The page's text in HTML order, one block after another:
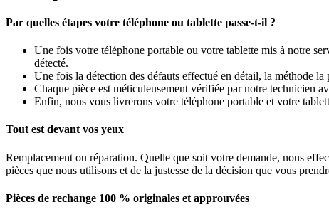
Par quelles étapes votre téléphone ou tablette passe-t-il ?
Une fois votre téléphone portable ou votre tablette mis à notre
détecté.
Une fois la détection des défauts effectué en détail, la méthode
Chaque pièce est méticuleusement vérifiée par notre technicien
Enfin, nous vous livrerons votre téléphone portable et votre
Tout est devant vos yeux
Remplacement ou réparation. Quelle que soit votre demande, nous
pièces que nous utilisons et de la justesse de la décision que vous
Pièces de rechange 100 % originales et approuvées